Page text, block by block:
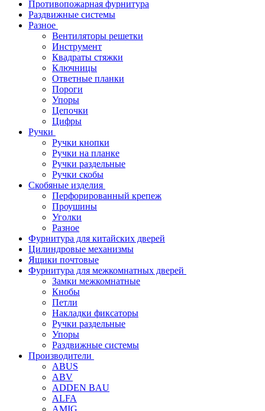
Противопожарная фурнитура
Раздвижные системы
Разное
Вентиляторы решетки
Инструмент
Квадраты стяжки
Ключницы
Ответные планки
Пороги
Упоры
Цепочки
Цифры
Ручки
Ручки кнопки
Ручки на планке
Ручки раздельные
Ручки скобы
Скобяные изделия
Перфорированный крепеж
Проушины
Уголки
Разное
Фурнитура для китайских дверей
Цилиндровые механизмы
Ящики почтовые
Фурнитура для межкомнатных дверей
Замки межкомнатные
Кнобы
Петли
Накладки фиксаторы
Ручки раздельные
Упоры
Раздвижные системы
Производители
ABUS
ABV
ADDEN BAU
ALFA
AMIG